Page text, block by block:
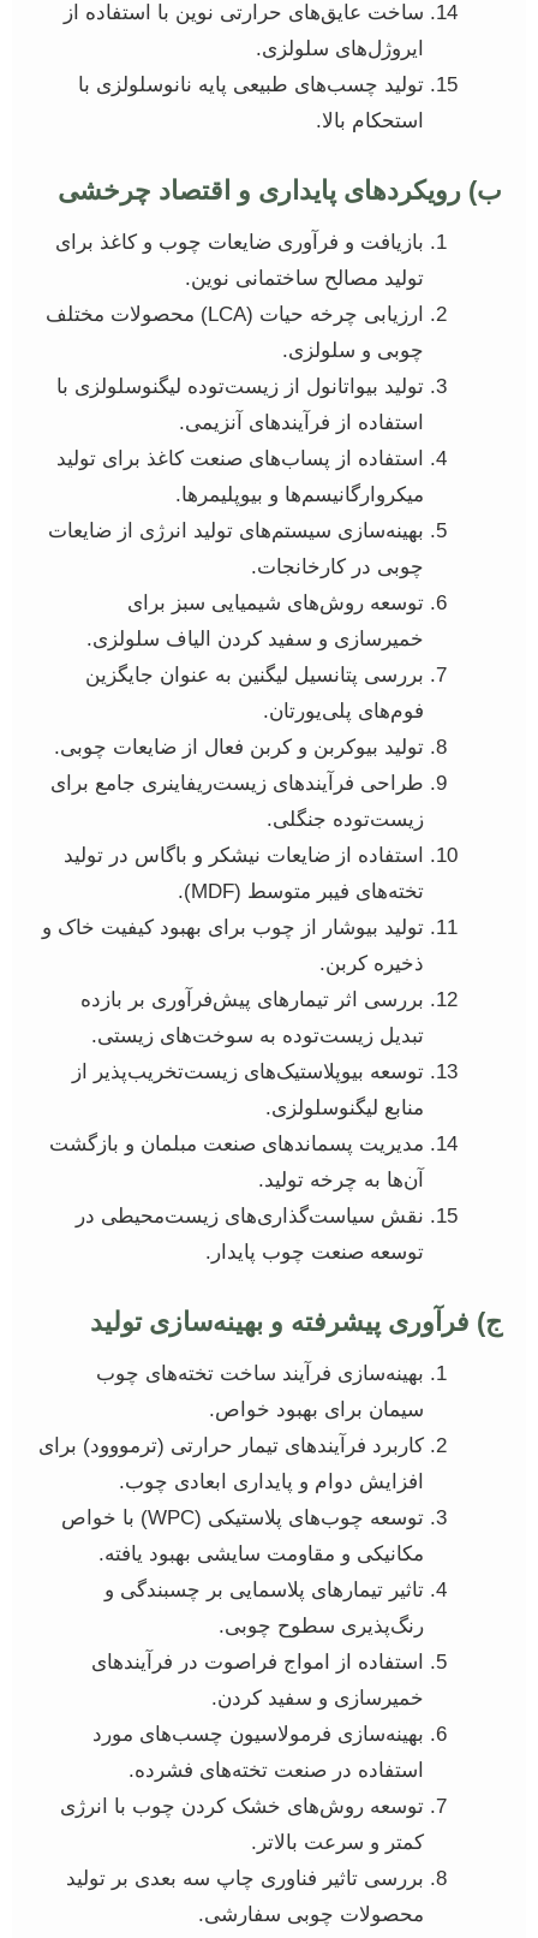
ساخت عایق‌های حرارتی نوین با استفاده از
ایروژل‌های سلولزی.
تولید چسب‌های طبیعی پایه نانوسلولزی با
استحکام بالا.
ب) رویکردهای پایداری و اقتصاد چرخشی
بازیافت و فرآوری ضایعات چوب و کاغذ برای
تولید مصالح ساختمانی نوین.
ارزیابی چرخه حیات (LCA) محصولات مختلف
چوبی و سلولزی.
تولید بیواتانول از زیست‌توده لیگنوسلولزی با
استفاده از فرآیندهای آنزیمی.
استفاده از پساب‌های صنعت کاغذ برای تولید
میکروارگانیسم‌ها و بیوپلیمرها.
بهینه‌سازی سیستم‌های تولید انرژی از ضایعات
چوبی در کارخانجات.
توسعه روش‌های شیمیایی سبز برای
خمیرسازی و سفید کردن الیاف سلولزی.
بررسی پتانسیل لیگنین به عنوان جایگزین
فوم‌های پلی‌یورتان.
تولید بیوکربن و کربن فعال از ضایعات چوبی.
طراحی فرآیندهای زیست‌ریفاینری جامع برای
زیست‌توده جنگلی.
استفاده از ضایعات نیشکر و باگاس در تولید
تخته‌های فیبر متوسط (MDF).
تولید بیوشار از چوب برای بهبود کیفیت خاک و
ذخیره کربن.
بررسی اثر تیمارهای پیش‌فرآوری بر بازده
تبدیل زیست‌توده به سوخت‌های زیستی.
توسعه بیوپلاستیک‌های زیست‌تخریب‌پذیر از
منابع لیگنوسلولزی.
مدیریت پسماندهای صنعت مبلمان و بازگشت
آن‌ها به چرخه تولید.
نقش سیاست‌گذاری‌های زیست‌محیطی در
توسعه صنعت چوب پایدار.
ج) فرآوری پیشرفته و بهینه‌سازی تولید
بهینه‌سازی فرآیند ساخت تخته‌های چوب
سیمان برای بهبود خواص.
کاربرد فرآیندهای تیمار حرارتی (ترمووود) برای
افزایش دوام و پایداری ابعادی چوب.
توسعه چوب‌های پلاستیکی (WPC) با خواص
مکانیکی و مقاومت سایشی بهبود یافته.
تاثیر تیمارهای پلاسمایی بر چسبندگی و
رنگ‌پذیری سطوح چوبی.
استفاده از امواج فراصوت در فرآیندهای
خمیرسازی و سفید کردن.
بهینه‌سازی فرمولاسیون چسب‌های مورد
استفاده در صنعت تخته‌های فشرده.
توسعه روش‌های خشک کردن چوب با انرژی
کمتر و سرعت بالاتر.
بررسی تاثیر فناوری چاپ سه بعدی بر تولید
محصولات چوبی سفارشی.